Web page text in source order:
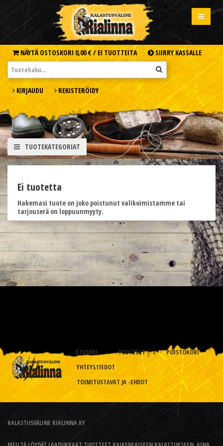
NÄYTÄ OSTOSKORI 0,00 € / EI TUOTTEITA SIIRRY KASSALLE
KIRJAUDU REKISTERÖIDY
TUOTEKATEGORIAT
Ei tuotetta
Hakemasi tuote on joko poistunut valikoimistamme tai
tarjouserä on loppuunmyyty.
ETUSIVU TUOTTEET
POISTOKORI
YHTEYSTIEDOT
TOIMITUSTAVAT JA -EHDOT
KALASTUSVÄLINE RIALINNA KY